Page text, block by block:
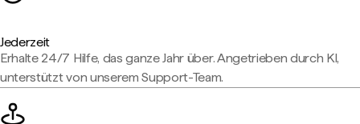
Jederzeit
Erhalte 24/7 Hilfe, das ganze Jahr über. Angetrieben durch KI,
unterstützt von unserem Support-Team.